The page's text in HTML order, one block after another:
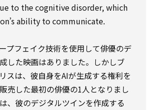
to the cognitive disorder, which
ability to communicate.
プフェイク技術を使用して俳優のデ
した映画はありました。しかしブ
スは、彼自身をAIが生成する権利を
売した最初の俳優の1人となりまし
、彼のデジタルツインを作成する